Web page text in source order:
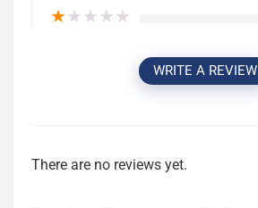
★★★★★
WRITE A REVIEW
There are no reviews yet.